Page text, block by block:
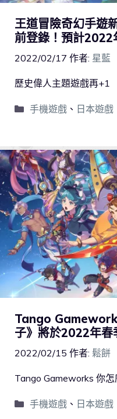
王道冒險奇幻手遊
前登錄！預計2022
2022/02/17 作者: 星藍
歷史偉人主題遊戲再+1
手機遊戲、 日本遊戲
Tango
子》將於2022年
2022/02/15 作者: 鬆餅
Tango Gameworks 你
手機遊戲、 日本遊戲